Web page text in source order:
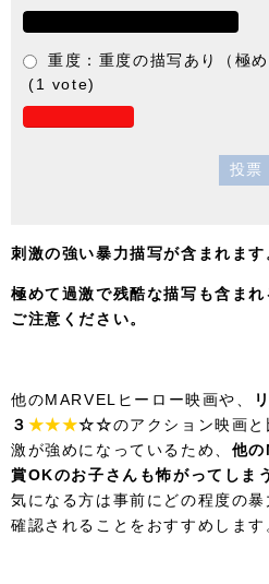
重度：重度の描写あり（極
(1 vote)
投票
刺激の強い暴力描写が含まれます
極めて過激で残酷な描写も含ま
ご注意ください。
他のMARVELヒーロー映画や、
３ ★★★☆☆のアクション映画
激が強めになっているため、 他
賞OKのお子さんも怖がってしま
気になる方は事前にどの程度の
確認されることをおすすめします